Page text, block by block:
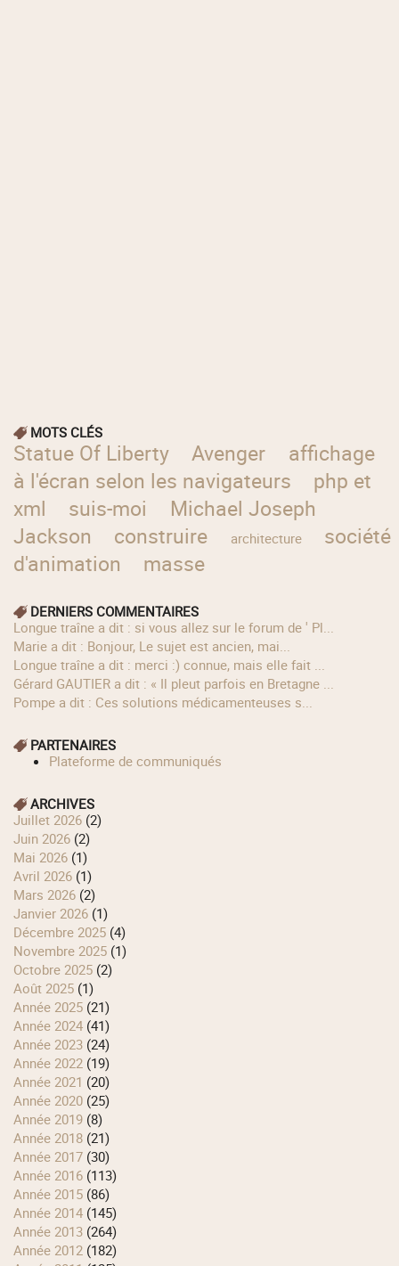
MOTS CLÉS
Statue Of Liberty Avenger
affichage
à l'écran selon les navigateurs
php et
xml
suis-moi
Michael Joseph
Jackson
construire architecture
société
d'animation
masse
DERNIERS COMMENTAIRES
longue traîne a dit : si vous allez sur le forum de ' Pl...
Marie a dit : Bonjour, Le sujet est ancien, mai...
longue traîne a dit : merci :) connue, mais elle fait ...
Gérard GAUTIER a dit : « Il pleut parfois en Bretagne ...
Pompe a dit : Ces solutions médicamenteuses s...
PARTENAIRES
Plateforme de communiqués
ARCHIVES
juillet 2026 (2)
juin 2026 (2)
mai 2026 (1)
avril 2026 (1)
mars 2026 (2)
janvier 2026 (1)
décembre 2025 (4)
novembre 2025 (1)
octobre 2025 (2)
août 2025 (1)
année 2025 (21)
année 2024 (41)
année 2023 (24)
année 2022 (19)
année 2021 (20)
année 2020 (25)
année 2019 (8)
année 2018 (21)
année 2017 (30)
année 2016 (113)
année 2015 (86)
année 2014 (145)
année 2013 (264)
année 2012 (182)